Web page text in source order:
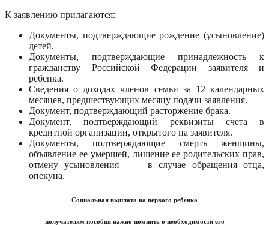
К заявлению прилагаются:
Документы, подтверждающие рождение (усыновление)
детей.
Документы, подтверждающие принадлежность к
гражданству Российской Федерации заявителя и
ребенка.
Сведения о доходах членов семьи за 12 календарных
месяцев, предшествующих месяцу подачи заявления.
Документ, подтверждающий расторжение брака.
Документ, подтверждающий реквизиты счета в
кредитной организации, открытого на заявителя.
Документы, подтверждающие смерть женщины,
объявление ее умершей, лишение ее родительских прав,
отмену усыновления — в случае обращения отца,
опекуна.
Социальная выплата на первого ребенка
получателям пособия важно помнить о необходимости его